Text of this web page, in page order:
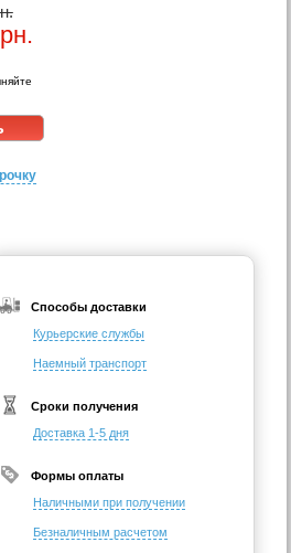
Способы доставки
Курьерские службы
Наемный транспорт
Сроки получения
Доставка 1-5 дня
Формы оплаты
Наличными при получении
Безналичным расчетом